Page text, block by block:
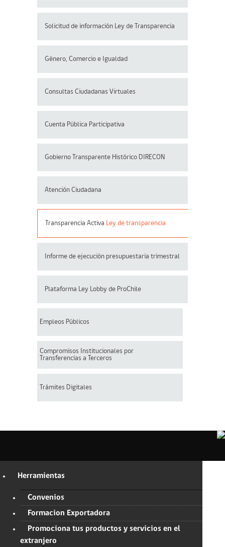
Solicitud de información Ley de Transparencia
Género, Comercio e Igualdad
Consultas Ciudadanas Virtuales
Cuenta Pública Participativa
Gobierno Transparente Histórico DIRECON
Atención Ciudadana
Transparencia Activa Ley de transparencia
Informe de ejecución presupuestaria trimestral
Plataforma Ley Lobby de ProChile
Empleos Públicos
Compromisos Institucionales por
Transferencias a Terceros
Trámites Digitales
Herramientas
Convenios
Formacion Exportadora
Promociona tus productos y servicios en el
extranjero